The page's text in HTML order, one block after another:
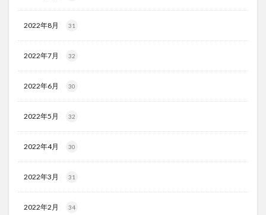
2022年8月 31
2022年7月 32
2022年6月 30
2022年5月 32
2022年4月 30
2022年3月 31
2022年2月 34